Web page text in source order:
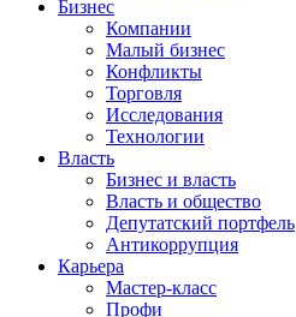
Бизнес
Компании
Малый бизнес
Конфликты
Торговля
Исследования
Технологии
Власть
Бизнес и власть
Власть и общество
Депутатский портфель
Антикоррупция
Карьера
Мастер-класс
Профи